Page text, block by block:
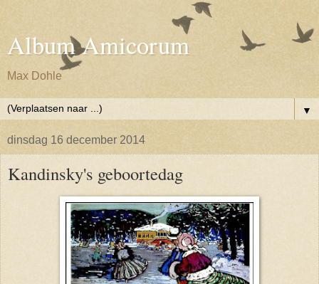
Album Amicorum
Max Dohle
▼
dinsdag 16 december 2014
Kandinsky's geboortedag